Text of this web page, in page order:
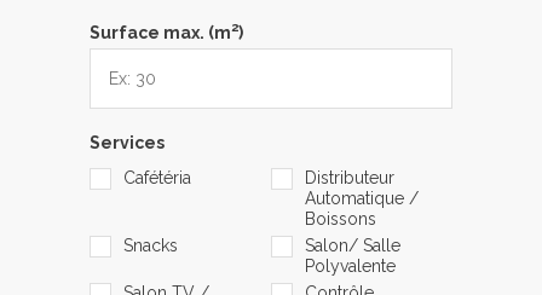
Surface max. (m2)
Services
Cafétéria
Distributeur
Automatique /
Boissons
Snacks
Salon/ Salle
Polyvalente